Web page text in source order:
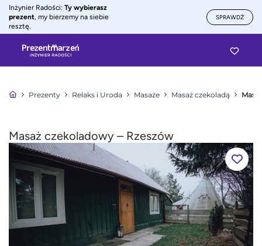
Inżynier Radości: Ty wybierasz
prezent, my bierzemy na siebie
resztę.
SPRAWDŹ
Prezenty Relaks i Uroda Masaże Masaż czekoladą
Masaż czekoladowy – Rzeszów